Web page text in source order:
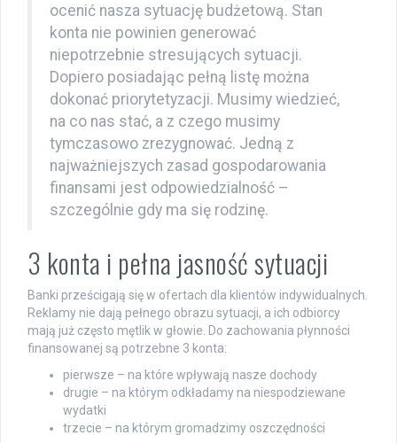
ocenić nasza sytuację budżetową. Stan
konta nie powinien generować
niepotrzebnie stresujących sytuacji.
Dopiero posiadając pełną listę można
dokonać priorytetyzacji. Musimy wiedzieć,
na co nas stać, a z czego musimy
tymczasowo zrezygnować. Jedną z
najważniejszych zasad gospodarowania
finansami jest odpowiedzialność –
szczególnie gdy ma się rodzinę.
3 konta i pełna jasność sytuacji
Banki prześcigają się w ofertach dla klientów indywidualnych.
Reklamy nie dają pełnego obrazu sytuacji, a ich odbiorcy
mają już często mętlik w głowie. Do zachowania płynności
finansowanej są potrzebne 3 konta:
pierwsze – na które wpływają nasze dochody
drugie – na którym odkładamy na niespodziewane
wydatki
trzecie – na którym gromadzimy oszczędności